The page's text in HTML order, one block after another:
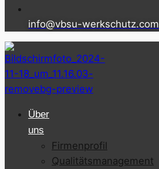
info@vbsu-werkschutz.com
Über
uns
Firmenprofil
Qualitätsmanagement